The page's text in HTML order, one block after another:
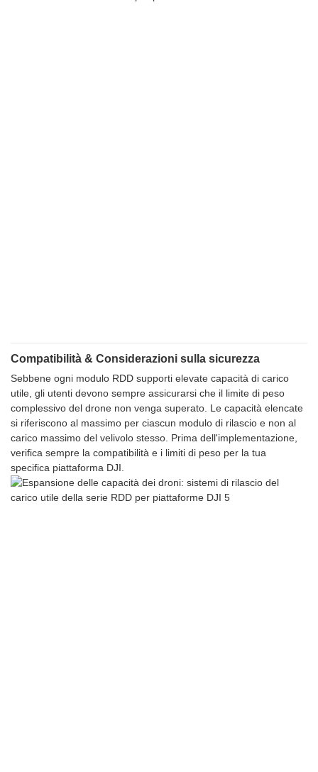
Compatibilità & Considerazioni sulla sicurezza
Sebbene ogni modulo RDD supporti elevate capacità di carico
utile, gli utenti devono sempre assicurarsi che il limite di peso
complessivo del drone non venga superato. Le capacità elencate
si riferiscono al massimo per ciascun modulo di rilascio e non al
carico massimo del velivolo stesso. Prima dell'implementazione,
verifica sempre la compatibilità e i limiti di peso per la tua
specifica piattaforma DJI.